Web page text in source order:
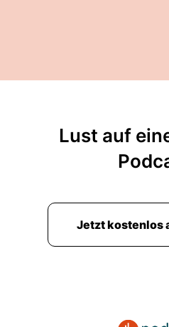
Lust auf
Jetzt kostenlos